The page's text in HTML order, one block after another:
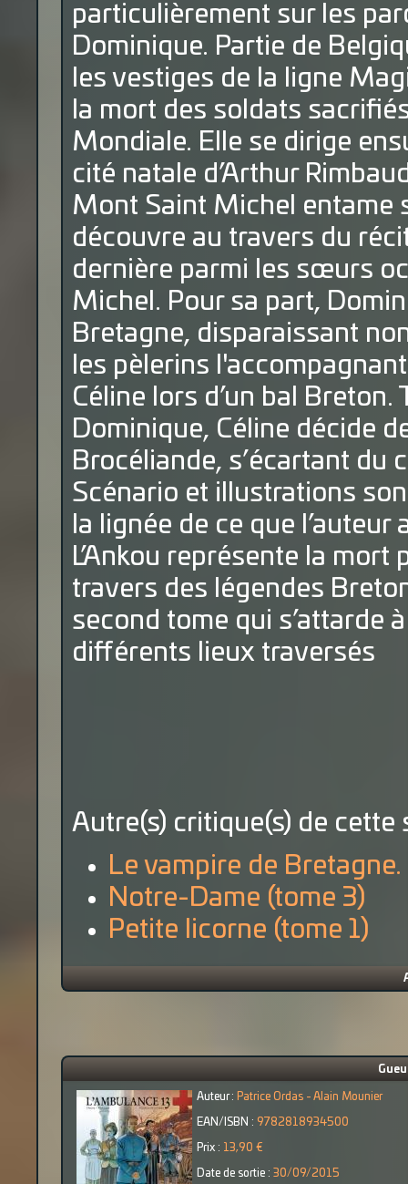
particulièrement sur les
Dominique. Partie de
les vestiges de la ligne
la mort des soldats
Mondiale. Elle se dirige
cité natale d’Arthur
Mont Saint Michel entame
découvre au travers du
dernière parmi les sœurs
Michel. Pour sa part,
Bretagne, disparaissant
les pèlerins
Céline lors d’un bal Breton.
Dominique, Céline décide
Brocéliande, s’écartant du
Scénario et illustrations
la lignée de ce que
L’Ankou représente la
travers des légendes
second tome qui s’attarde
différents lieux traversés
Autre(s) critique(s) de cette
Le vampire de
Notre-Dame (tome 3)
Petite licorne (tome 1)
Auteur : Patrice Ordas - Alain Mounier
EAN/ISBN : 9782818934500
Prix : 13,90 €
Date de sortie : 30/09/2015